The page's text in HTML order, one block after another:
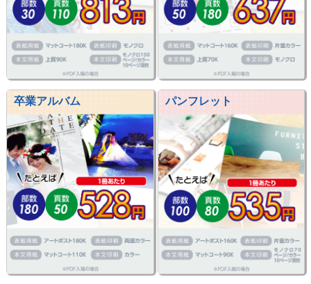
卒業アルバム パンフレット